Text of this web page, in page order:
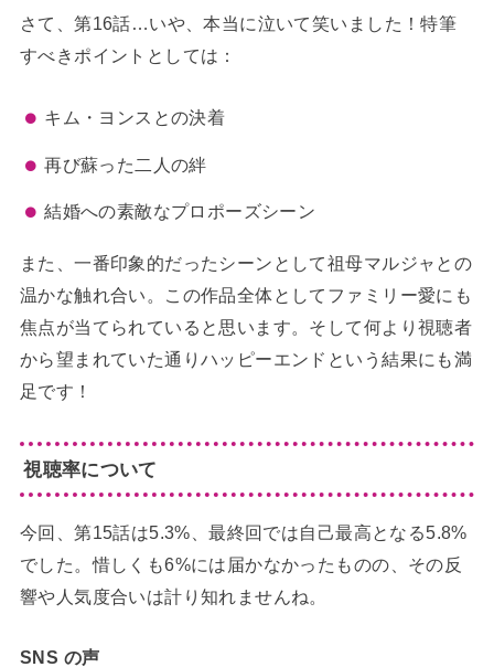
さて、第16話…いや、本当に泣いて笑いました！特筆
すべきポイントとしては：
キム・ヨンスとの決着
再び蘇った二人の絆
結婚への素敵なプロポーズシーン
また、一番印象的だったシーンとして祖母マルジャとの
温かな触れ合い。この作品全体としてファミリー愛にも
焦点が当てられていると思います。そして何より視聴者
から望まれていた通りハッピーエンドという結果にも満
足です！
視聴率について
今回、第15話は5.3%、最終回では自己最高となる5.8%
でした。惜しくも6%には届かなかったものの、その反
響や人気度合いは計り知れませんね。
SNS の声